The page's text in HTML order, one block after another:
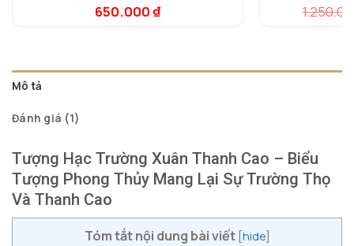
dựa trên
đánh giá
650.000₫
Mô tả
Đánh giá (1)
Tượng Hạc Trường Xuân Thanh Cao – Biểu
Tượng Phong Thủy Mang Lại Sự Trường Thọ
Và Thanh Cao
Tóm tắt nội dung bài viết [hide]